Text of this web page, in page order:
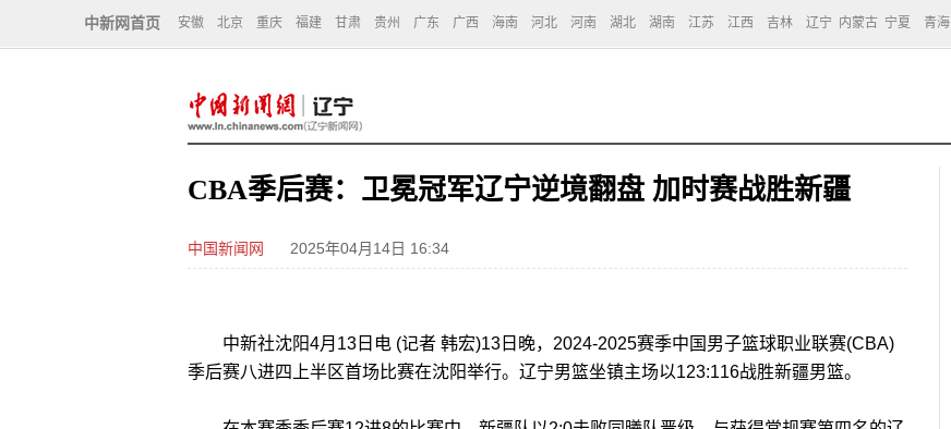
中新网首页 安徽 北京 重庆 福建 甘肃 贵州 广东 广西 海南 河北 河南 湖北 湖南 江苏 江西 吉林 辽宁 内蒙古 宁夏 青海
CBA季后赛：卫冕冠军辽宁逆境翻盘 加时赛战胜新疆
中国新闻网 2025年04月14日 16:34
中新社沈阳4月13日电 (记者 韩宏)13日晚，2024-2025赛季中国男子篮球职业联赛(CBA)
季后赛八进四上半区首场比赛在沈阳举行。辽宁男篮坐镇主场以123:116战胜新疆男篮。